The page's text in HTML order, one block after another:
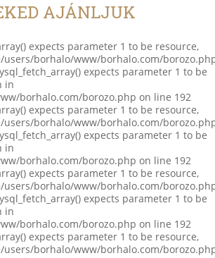
AJÁNLJUK
expects parameter 1 to be resource,
users/borhalo/www/borhalo.com/
expects parameter 1 to be
in
borhalo.com/borozo.php on line 192
expects parameter 1 to be resource,
users/borhalo/www/borhalo.com/
expects parameter 1 to be
in
borhalo.com/borozo.php on line 192
expects parameter 1 to be resource,
users/borhalo/www/borhalo.com/
expects parameter 1 to be
in
borhalo.com/borozo.php on line 192
expects parameter 1 to be resource,
users/borhalo/www/borhalo.com/